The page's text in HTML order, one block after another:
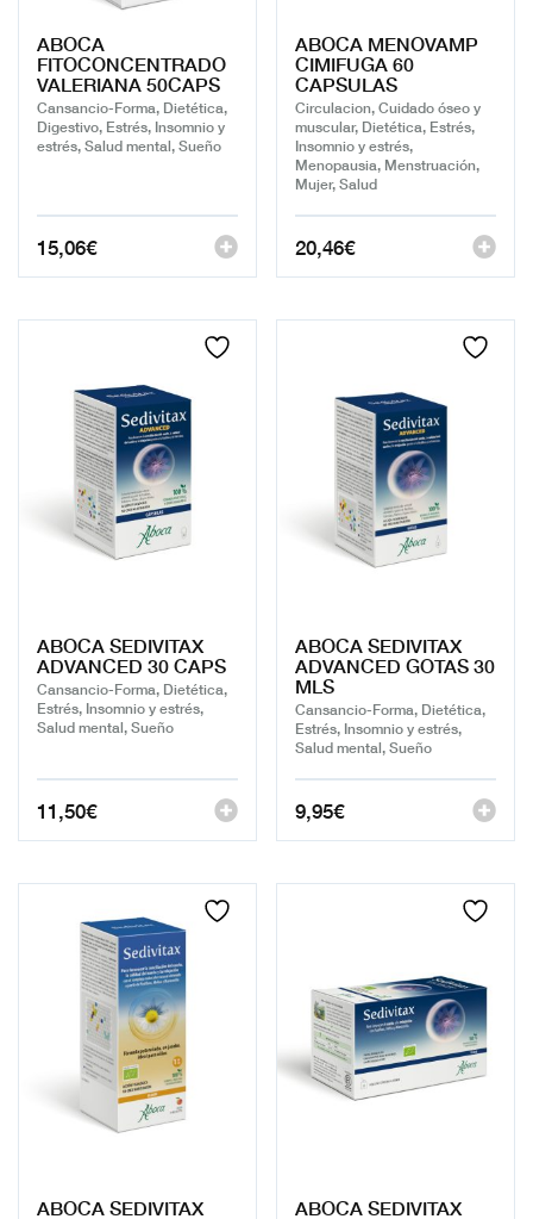
ABOCA
FITOCONCENTRADO
VALERIANA 50CAPS
Cansancio-Forma, Dietética,
Digestivo, Estrés, Insomnio y
estrés, Salud mental, Sueño
15,06€
ABOCA MENOVAMP
CIMIFUGA 60
CAPSULAS
Circulacion, Cuidado óseo y
muscular, Dietética, Estrés,
Insomnio y estrés,
Menopausia, Menstruación,
Mujer, Salud
20,46€
ABOCA SEDIVITAX
ADVANCED 30 CAPS
Cansancio-Forma, Dietética,
Estrés, Insomnio y estrés,
Salud mental, Sueño
11,50€
ABOCA SEDIVITAX
ADVANCED GOTAS 30
MLS
Cansancio-Forma, Dietética,
Estrés, Insomnio y estrés,
Salud mental, Sueño
9,95€
ABOCA SEDIVITAX ABOCA SEDIVITAX